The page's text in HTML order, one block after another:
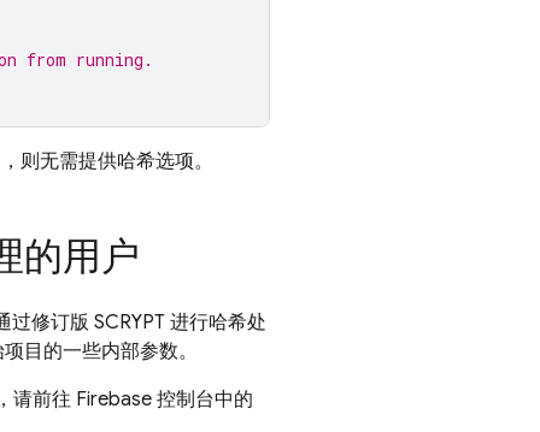
from running.
则无需提供哈希选项。
的用户
过修订版 SCRYPT 进行哈希处
目的一些内部参数。
请前往 Firebase 控制台中的